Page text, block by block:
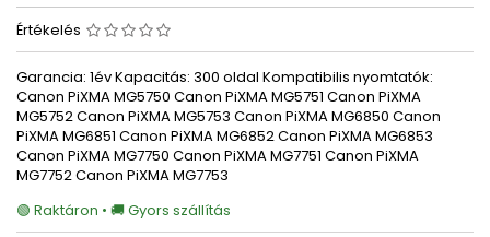
Értékelés
Garancia: 1év Kapacitás: 300 oldal Kompatibilis nyomtatók:
Canon PiXMA MG5750 Canon PiXMA MG5751 Canon PiXMA
MG5752 Canon PiXMA MG5753 Canon PiXMA MG6850 Canon
PiXMA MG6851 Canon PiXMA MG6852 Canon PiXMA MG6853
Canon PiXMA MG7750 Canon PiXMA MG7751 Canon PiXMA
MG7752 Canon PiXMA MG7753
🟢 Raktáron • 🚚 Gyors szállítás